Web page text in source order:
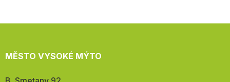
MĚSTO VYSOKÉ MÝTO